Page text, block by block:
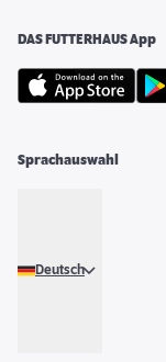
DAS FUTTERHAUS App
Sprachauswahl
Deutsch